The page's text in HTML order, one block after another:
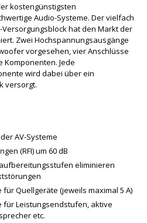
kostengünstigsten
Audio-Systeme. Der vielfach
hat den Markt der
Zwei Hochspannungsausgänge
vorgesehen, vier Anschlüsse
Jede
wird dabei über ein
versorgt.
AV-Systeme
(RFI) um 60 dB
eliminieren
Quellgeräte (jeweils maximal 5 A)
für Leistungsendstufen, aktive
etc.